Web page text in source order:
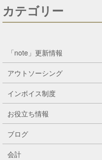
カテゴリー
「note」更新情報
アウトソーシング
インボイス制度
お役立ち情報
ブログ
会計